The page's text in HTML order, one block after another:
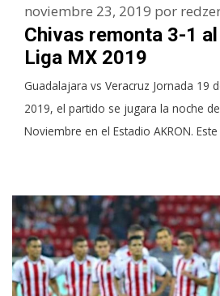
Chivas remonta 3-1
Liga MX 2019
noviembre 23, 2019 por
Guadalajara vs Veracruz Jornada 19
2019, el partido se jugara la noche
Noviembre en el Estadio AKRON.